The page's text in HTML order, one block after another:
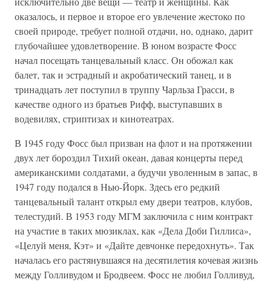
оказалось, и первое и второе его увлечение жестоко по
своей природе, требует полной отдачи, но, однако, дарит
глубочайшее удовлетворение. В юном возрасте Фосс
начал посещать танцевальный класс. Он обожал как
балет, так и эстрадный и акробатический танец, и в
тринадцать лет поступил в труппу Чарльза Грасси, в
качестве одного из братьев Рифф, выступавших в
водевилях, стриптизах и кинотеатрах.
В 1945 году Фосс был призван на флот и на протяжении
двух лет бороздил Тихий океан, давая концерты перед
американскими солдатами, а будучи уволенным в запас, в
1947 году подался в Нью-Йорк. Здесь его редкий
танцевальный талант открыл ему двери театров, клубов,
телестудий. В 1953 году МГМ заключила с ним контракт
на участие в таких мюзиклах, как «Дела Доби Гиллиса»,
«Целуй меня, Кэт» и «Дайте девчонке передохнуть». Так
началась его растянувшаяся на десятилетия кочевая жизнь
между Голливудом и Бродвеем. Фосс не любил Голливуд,